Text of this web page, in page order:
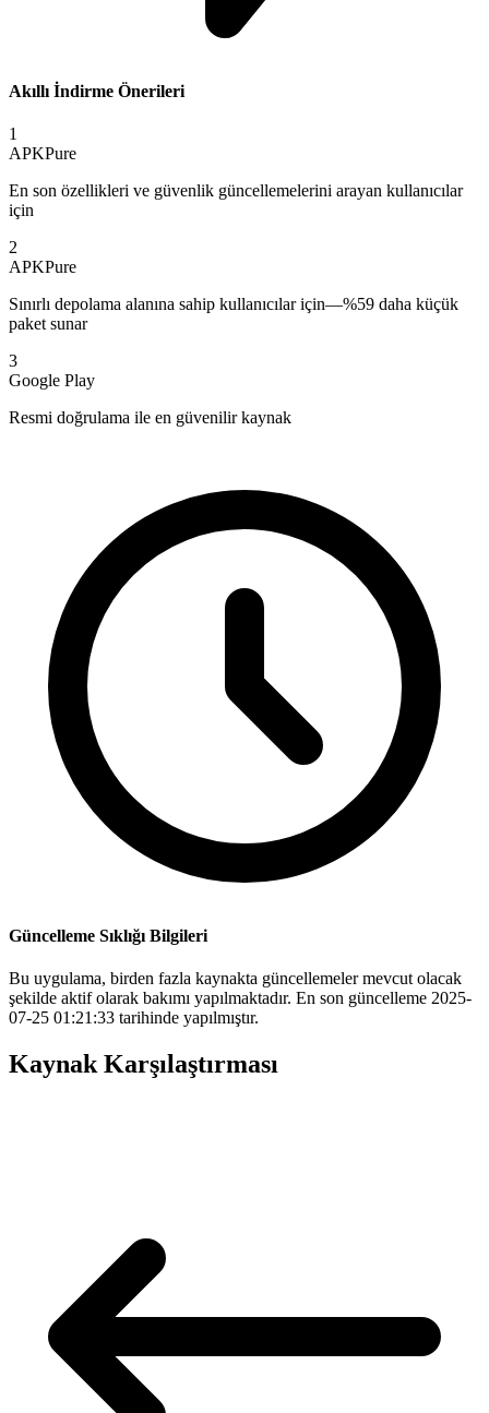
Akıllı İndirme Önerileri
1
APKPure
En son özellikleri ve güvenlik güncellemelerini arayan kullanıcılar
için
2
APKPure
Sınırlı depolama alanına sahip kullanıcılar için—%59 daha küçük
paket sunar
3
Google Play
Resmi doğrulama ile en güvenilir kaynak
Güncelleme Sıklığı Bilgileri
Bu uygulama, birden fazla kaynakta güncellemeler mevcut olacak
şekilde aktif olarak bakımı yapılmaktadır. En son güncelleme 2025-
07-25 01:21:33 tarihinde yapılmıştır.
Kaynak Karşılaştırması